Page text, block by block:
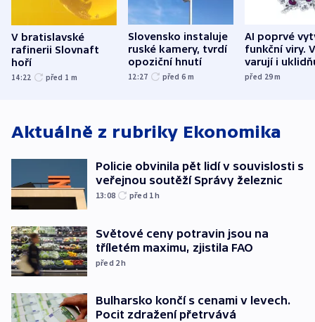
V bratislavské
rafinerii Slovnaft
hoří
14:22 před 1 m
Slovensko instaluje
ruské kamery, tvrdí
opoziční hnutí
12:27 před 6 m
AI poprvé
funkční viry.
varují i
před 29m
Aktuálně z rubriky Ekonomika
Policie obvinila pět lidí v souvislosti s
veřejnou soutěží Správy železnic
13:08 před 1h
Světové ceny potravin jsou na
tříletém maximu, zjistila FAO
před 2h
Bulharsko končí s cenami v levech.
Pocit zdražení přetrvává